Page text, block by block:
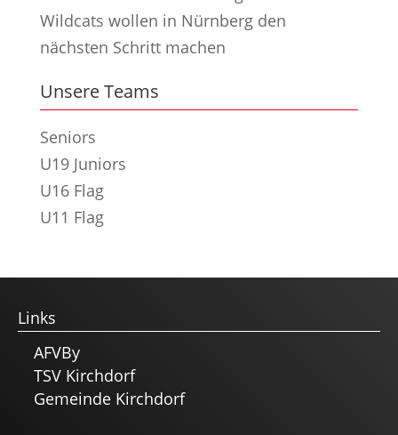
Wildcats wollen in Nürnberg den
nächsten Schritt machen
Unsere Teams
Seniors
U19 Juniors
U16 Flag
U11 Flag
Links
AFVBy
TSV Kirchdorf
Gemeinde Kirchdorf